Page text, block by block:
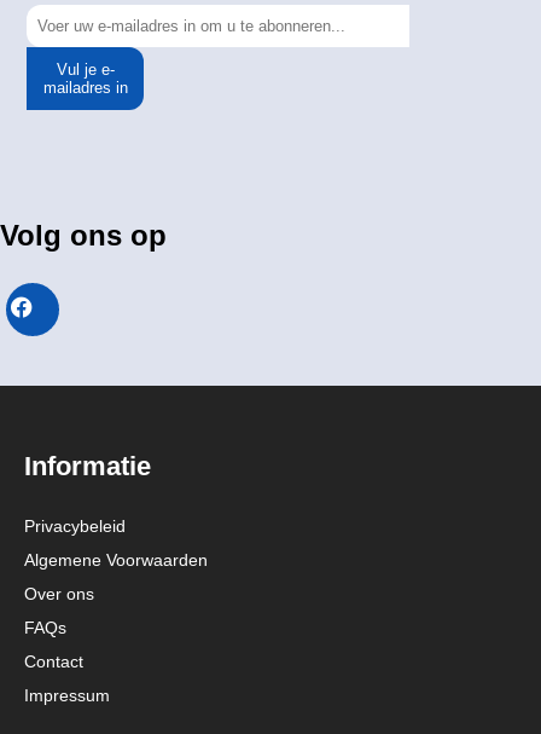
Vul je e-
mailadres in
Volg ons op
Informatie
Privacybeleid
Algemene Voorwaarden
Over ons
FAQs
Contact
Impressum